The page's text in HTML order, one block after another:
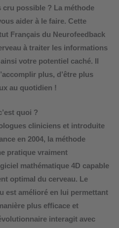
cru possible ? La méthode
aider à le faire. Cette
Français du Neurofeedback
à traiter les informations
votre potentiel caché. Il
plus, d’être plus
au quotidien !
quoi ?
cliniciens et introduite
en 2004, la méthode
pratique vraiment
mathématique 4D capable
optimal du cerveau. Le
est amélioré en lui permettant
plus efficace et
interagit avec